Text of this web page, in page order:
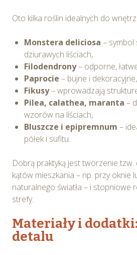
Oto kilka roślin idealnych do
Monstera deliciosa – symbol
dziurawych liściach,
Filodendrony– odporne,
Paprocie – bujne i dekoracyjne,
Fikusy– wprowadzają
Pilea, calathea, maranta –
wzorów na liściach,
Bluszcze i epipremnum –
półek i sufitu.
Dobrą praktyką jest tworzenie tzw.
kątów mieszkania – np. przy oknie
naturalnego światła – i stopniowe
strefy.
Materiały i
detalu